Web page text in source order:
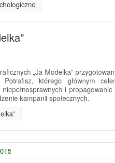
„Ja Modelka”
którego głównym
i
kampanii społecznych.